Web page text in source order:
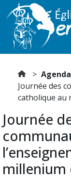
Journée des
catholique au
Journée
millenium